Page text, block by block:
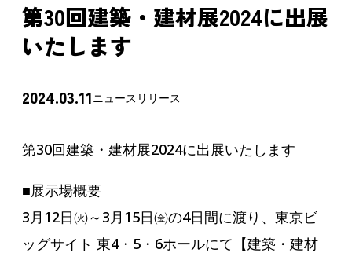
第30回建築・建材展2024に出展
いたします
2024.03.11ニュースリリース
第30回建築・建材展2024に出展いたします
■展示場概要
3月12日㈫～3月15日㈮の4日間に渡り、東京ビ
ッグサイト 東4・5・6ホールにて【建築・建材